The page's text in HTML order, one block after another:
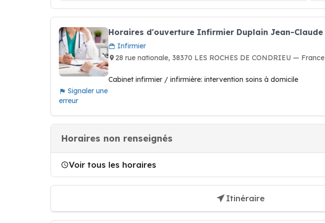
Signaler une
erreur
Horaires d'ouverture Infirmier Duplain Jean-Claude
Infirmier
28 rue nationale, 38370 LES ROCHES DE CONDRIEU — France
Cabinet infirmier / infirmière: intervention soins à domicile
Horaires non renseignés
Voir tous les horaires
Itinéraire